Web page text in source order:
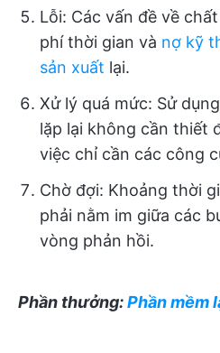
Lỗi: Các vấn đề về
phí thời gian và nợ kỹ
sản xuất lại.
Xử lý quá mức: Sử
lặp lại không cần thiết
việc chỉ cần các công
Chờ đợi: Khoảng thời
phải nằm im giữa các
vòng phản hồi.
Phần thưởng:Phần mềm